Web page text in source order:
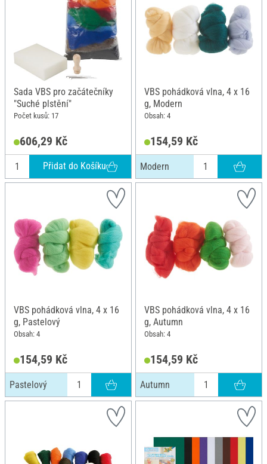
Sada VBS pro začátečníky
"Suché plstění"
Počet kusů: 17
606,29 Kč
Přidat do Košíku
VBS pohádková vlna, 4 x 16
g, Modern
Obsah: 4
154,59 Kč
Modern
VBS pohádková vlna, 4 x 16
g, Pastelový
Obsah: 4
154,59 Kč
Pastelový
VBS pohádková vlna, 4 x 16
g, Autumn
Obsah: 4
154,59 Kč
Autumn